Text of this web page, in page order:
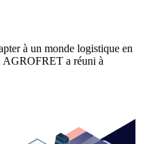
à un monde logistique en
a réuni à